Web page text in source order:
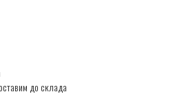
до склада